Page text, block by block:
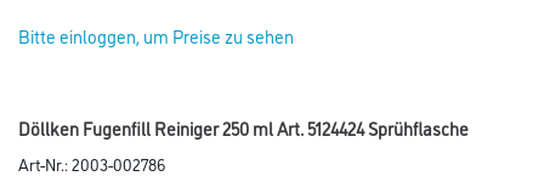
Bitte einloggen, um Preise zu sehen
Döllken Fugenfill Reiniger 250 ml Art. 5124424 Sprühflasche
Art-Nr.:2003-002786